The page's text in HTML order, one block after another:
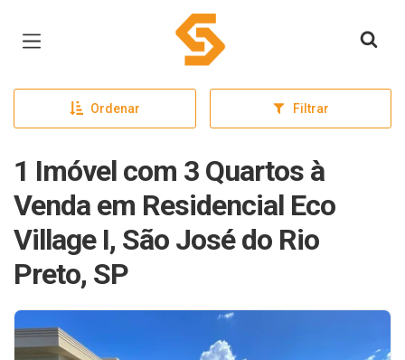
Página inicial
Ordenar Filtrar
1 Imóvel com 3 Quartos à
Venda em Residencial Eco
Village I, São José do Rio
Preto, SP